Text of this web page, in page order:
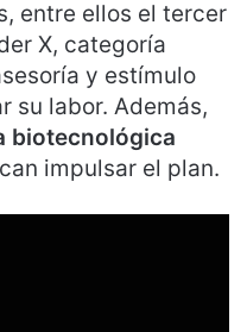
entre ellos el tercer
X, categoría
y estímulo
su labor. Además,
biotecnológica
impulsar el plan.